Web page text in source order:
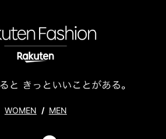
WOMEN / MEN